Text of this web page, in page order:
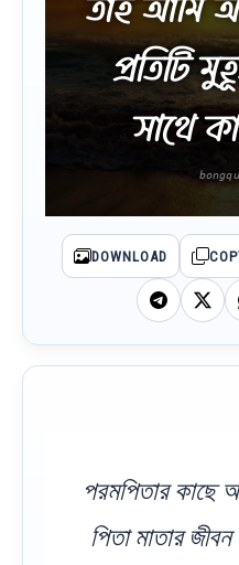
তাই আমি
প্রতিটি
সাথে
DOWNLOAD
পরমপিতার কাছে
পিতা মাতার